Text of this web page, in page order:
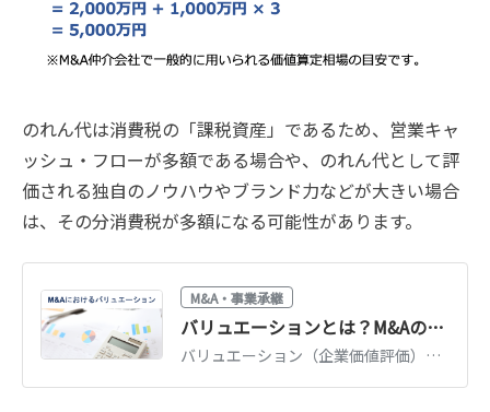
のれん代は消費税の「課税資産」であるため、営業キャ
ッシュ・フローが多額である場合や、のれん代として評
価される独自のノウハウやブランド力などが大きい場合
は、その分消費税が多額になる可能性があります。
M&A・事業承継
バリュエーションとは？M&Aの企業価値評価3つのアプローチを図解で解説
バリュエーション（企業価値評価）の3つのアプローチ（インカム・マーケット・コスト）を図解で解説。DCF法・マルチプル法・時価純資産法の使い分けと相場観がわかります。